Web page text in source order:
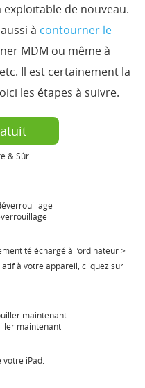
exploitable de nouveau.
à contourner le
MDM ou même à
Il est certainement la
les étapes à suivre.
& Sûr
téléchargé à l’ordinateur >
à votre appareil, cliquez sur
maintenant
iPad.